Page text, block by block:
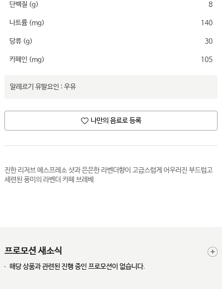
단백질 (g) 8
나트륨 (mg) 140
당류 (g) 30
카페인 (mg) 105
알레르기 유발요인 : 우유
나만의 음료로 등록
진한 리저브 에스프레소 샷과 은은한 라벤더향이 고급스럽게 어우러진 부드럽고
세련된 풍미의 라벤더 카페 브레베
프로모션 새소식
해당 상품과 관련된 진행 중인 프로모션이 없습니다.